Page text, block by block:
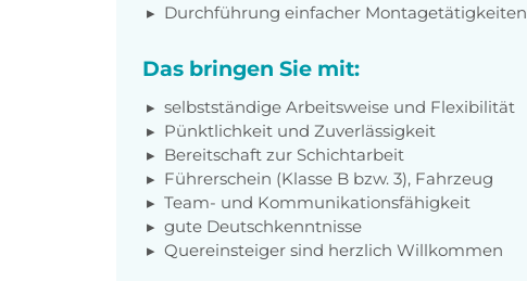
Durchführung einfacher Montagetätigkeiten
Das bringen Sie mit:
selbstständige Arbeitsweise und Flexibilität
Pünktlichkeit und Zuverlässigkeit
Bereitschaft zur Schichtarbeit
Führerschein (Klasse B bzw. 3), Fahrzeug
Team- und Kommunikationsfähigkeit
gute Deutschkenntnisse
Quereinsteiger sind herzlich Willkommen